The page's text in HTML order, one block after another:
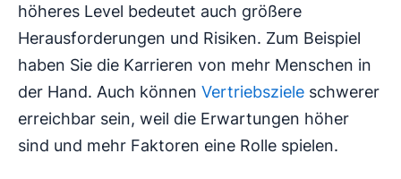
höheres Level bedeutet auch größere
Herausforderungen und Risiken. Zum Beispiel
haben Sie die Karrieren von mehr Menschen in
der Hand. Auch können Vertriebsziele schwerer
erreichbar sein, weil die Erwartungen höher
sind und mehr Faktoren eine Rolle spielen.